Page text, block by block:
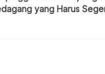
yang Harus